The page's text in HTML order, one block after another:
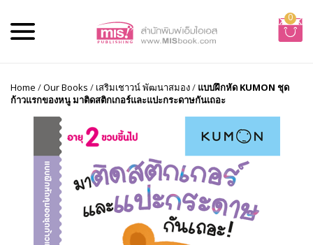
0
Home /Our Books / เสริมเชาวน์ พัฒนาสมอง/ แบบฝึกหัด KUMON ชุด
ก้าวแรกของหนู มาติดสติกเกอร์และแปะกระดาษกันเถอะ